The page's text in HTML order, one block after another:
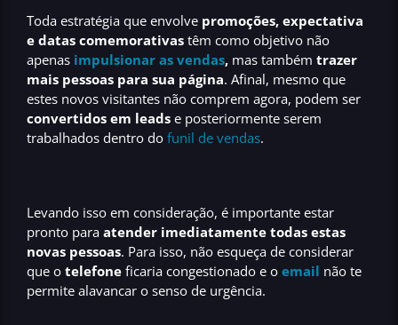
Toda estratégia que envolve promoções, expectativa
e datas comemorativas têm como objetivo não
apenas impulsionar as vendas, mas também trazer
mais pessoas para sua página. Afinal, mesmo que
estes novos visitantes não comprem agora, podem ser
convertidos em leads e posteriormente serem
trabalhados dentro do funil de vendas.
Levando isso em consideração, é importante estar
pronto para atender imediatamente todas estas
novas pessoas. Para isso, não esqueça de considerar
que o telefone ficaria congestionado e o email não te
permite alavancar o senso de urgência.